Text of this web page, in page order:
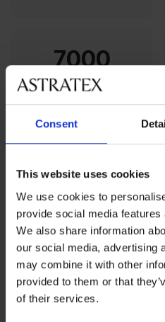
Consent
This website uses cookies
We use cookies to
provide social media
We also share information
our social media, advertising
may combine it with other
provided to them or that
of their services.
7000
m² je površina
Naša ekipa
pa v Pragi. Vsi pa imamo
našli izkušene strokovnjake
od njih je pomemben.
organizem, katerega
delu. Zato se morajo vsi, ki
delovanju, združiti.